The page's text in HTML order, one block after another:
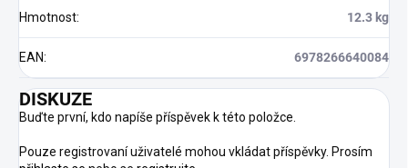
Hmotnost: 12.3 kg
EAN: 6978266640084
DISKUZE
Buďte první, kdo napíše příspěvek k této položce.
Pouze registrovaní uživatelé mohou vkládat příspěvky. Prosím